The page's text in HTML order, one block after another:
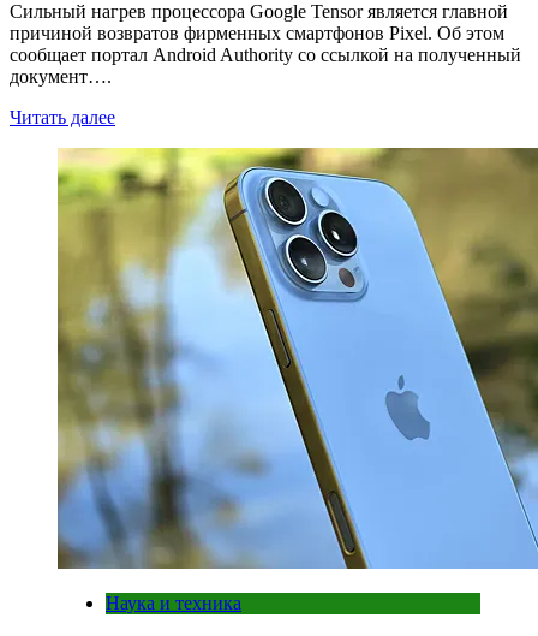
Сильный нагрев процессора Google Tensor является главной
причиной возвратов фирменных смартфонов Pixel. Об этом
сообщает портал Android Authority со ссылкой на полученный
документ….
Читать далее
Наука и техника